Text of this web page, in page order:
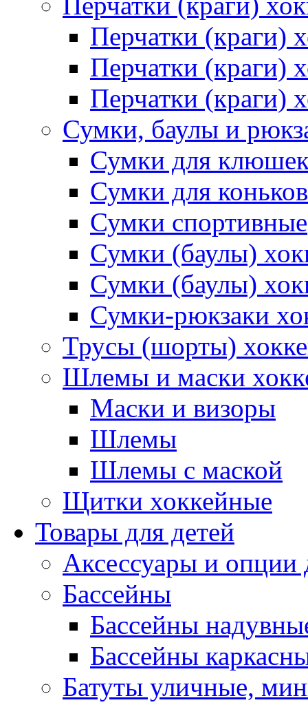
Перчатки (краги)
Перчатки (краги)
Перчатки (краги)
Сумки, баулы и
Сумки для
Сумки для коньков
Сумки спортивные
Сумки (баулы)
Сумки (баулы)
Сумки-рюкзаки
Трусы (шорты)
Шлемы и маски
Маски и визоры
Шлемы
Шлемы с маской
Щитки хоккейные
Товары для детей
Аксессуары и опции
Бассейны
Бассейны
Бассейны
Батуты уличные,